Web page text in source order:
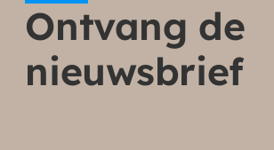
Ontvang de
nieuwsbrief